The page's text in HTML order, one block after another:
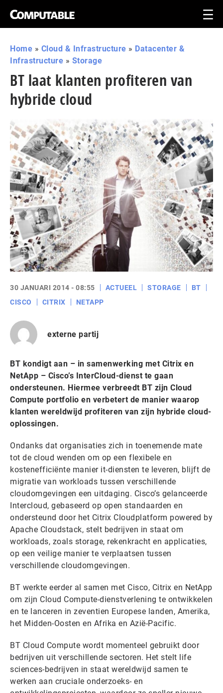
Home » Cloud & Infrastructure » Datacenter &
Infrastructure » Storage
BT laat klanten profiteren van
hybride cloud
30 JANUARI 2014 - 08:55 ACTUEEL STORAGE
BT
CISCO
CITRIX NETAPP
externe partij
BT kondigt aan – in samenwerking met Citrix en
NetApp – Cisco’s InterCloud-dienst te gaan
ondersteunen. Hiermee verbreedt BT zijn Cloud
Compute portfolio en verbetert de manier waarop
klanten wereldwijd profiteren van zijn hybride cloud-
oplossingen.
Ondanks dat organisaties zich in toenemende mate
tot de cloud wenden om op een flexibele en
kostenefficiënte manier it-diensten te leveren, blijft de
migratie van workloads tussen verschillende
cloudomgevingen een uitdaging. Cisco’s gelanceerde
Intercloud, gebaseerd op open standaarden en
ondersteund door het Citrix Cloudplatform powered by
Apache Cloudstack, stelt bedrijven in staat om
workloads, zoals storage, rekenkracht en applicaties,
op een veilige manier te verplaatsen tussen
verschillende cloudomgevingen.
BT werkte eerder al samen met Cisco, Citrix en NetApp
om zijn Cloud Compute-dienstverlening te ontwikkelen
en te lanceren in zeventien Europese landen, Amerika,
het Midden-Oosten en Afrika en Azië-Pacific.
BT Cloud Compute wordt momenteel gebruikt door
bedrijven uit verschillende sectoren. Het stelt life
sciences-bedrijven in staat wereldwijd samen te
werken aan cruciale onderzoeks- en